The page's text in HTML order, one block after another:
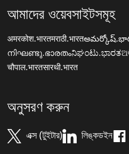
আমাদের ওয়েবসাইটসমূহ
अमरकोश.भारतमराठी.भारत
നിഘണ്ടു.ഭാരതംನಿಘಂಟು.ಭಾರತ
चौपाल.भारतसारथी.भारत
অনুসরণ করুন
এক্স (টুইটার) লিঙ্কডইন